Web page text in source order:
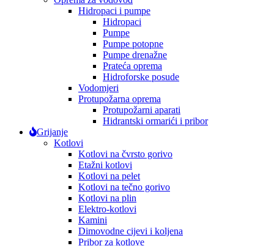
Hidropaci i pumpe
Hidropaci
Pumpe
Pumpe potopne
Pumpe drenažne
Prateća oprema
Hidroforske posude
Vodomjeri
Protupožarna oprema
Protupožarni aparati
Hidrantski ormarići i pribor
Grijanje
Kotlovi
Kotlovi na čvrsto gorivo
Etažni kotlovi
Kotlovi na pelet
Kotlovi na tečno gorivo
Kotlovi na plin
Elektro-kotlovi
Kamini
Dimovodne cijevi i koljena
Pribor za kotlove